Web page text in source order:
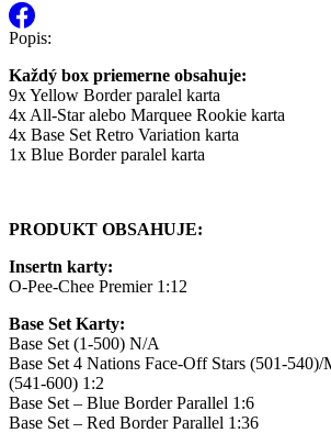
Popis:
Každý box priemerne obsahuje:
9x Yellow Border paralel karta
4x All-Star alebo Marquee Rookie karta
4x Base Set Retro Variation karta
1x Blue Border paralel karta
PRODUKT OBSAHUJE:
Insertn karty:
O-Pee-Chee Premier 1:12
Base Set Karty:
Base Set (1-500) N/A
Base Set 4 Nations Face-Off Stars (501-540)/
(541-600) 1:2
Base Set – Blue Border Parallel 1:6
Base Set – Red Border Parallel 1:36